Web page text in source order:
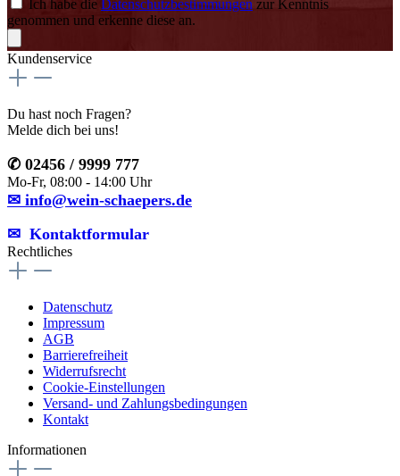
Ich habe die Datenschutzbestimmungen zur Kenntnis
genommen und erkenne diese an.
Kundenservice
Du hast noch Fragen?
Melde dich bei uns!
✆ 02456 / 9999 777
Mo-Fr, 08:00 - 14:00 Uhr
✉ info@wein-schaepers.de
✉︎ Kontaktformular
Rechtliches
Datenschutz
Impressum
AGB
Barrierefreiheit
Widerrufsrecht
Cookie-Einstellungen
Versand- und Zahlungsbedingungen
Kontakt
Informationen